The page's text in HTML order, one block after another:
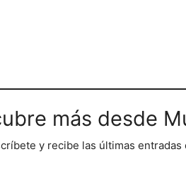
más desde
y recibe las últimas